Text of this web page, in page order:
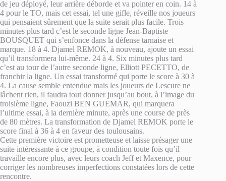
de jeu déployé, leur arrière déborde et va pointer en coin. 14 à
4 pour le TO, mais cet essai, tel une gifle, réveille nos joueurs
qui pensaient sûrement que la suite serait plus facile. Trois
minutes plus tard c’est le seconde ligne Jean-Baptiste
BOUSQUET qui s’enfonce dans la défense tarnaise et
marque. 18 à 4. Djamel REMOK, à nouveau, ajoute un essai
qu’il transformera lui-même. 24 à 4. Six minutes plus tard
c’est au tour de l’autre seconde ligne, Elliott PECETTO, de
franchir la ligne. Un essai transformé qui porte le score à 30 à
4. La cause semble entendue mais les joueurs de Lescure ne
lâchent rien, il faudra tout donner jusqu’au bout, à l’image du
troisième ligne, Faouzi BEN GUEMAR, qui marquera
l’ultime essai, à la dernière minute, après une course de près
de 80 mètres. La transformation de Djamel REMOK porte le
score final à 36 à 4 en faveur des toulousains.
Cette première victoire est prometteuse et laisse présager une
suite intéressante à ce groupe, à condition toute fois qu’il
travaille encore plus, avec leurs coach Jeff et Maxence, pour
corriger les nombreuses imperfections constatées lors de cette
rencontre.